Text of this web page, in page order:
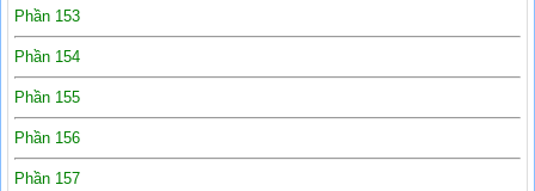
Phần 153
Phần 154
Phần 155
Phần 156
Phần 157